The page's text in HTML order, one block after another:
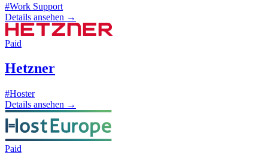
#Work Support
Details ansehen →
Paid
Hetzner
#Hoster
Details ansehen →
Paid